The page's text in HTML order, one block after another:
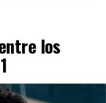
los